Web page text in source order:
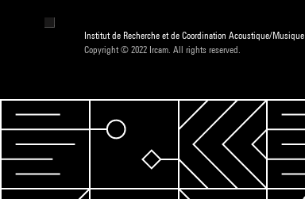
Institut de Recherche et de Coordination Acoustique/Musique
Copyright © 2022 Ircam. All rights reserved.